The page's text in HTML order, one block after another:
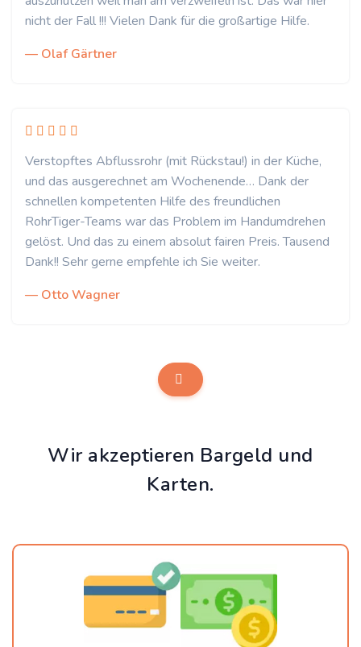
nicht der Fall !!! Vielen Dank für die großartige Hilfe.
— Olaf Gärtner
Verstopftes Abflussrohr (mit Rückstau!) in der Küche,
und das ausgerechnet am Wochenende… Dank der
schnellen kompetenten Hilfe des freundlichen
RohrTiger-Teams war das Problem im Handumdrehen
gelöst. Und das zu einem absolut fairen Preis. Tausend
Dank!! Sehr gerne empfehle ich Sie weiter.
— Otto Wagner
Wir akzeptieren Bargeld und
Karten.